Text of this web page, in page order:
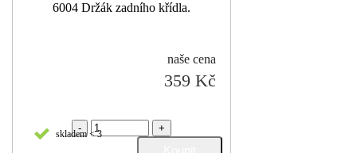
6004 Držák zadního křídla.
naše cena
359 Kč
skladem < 3
- +